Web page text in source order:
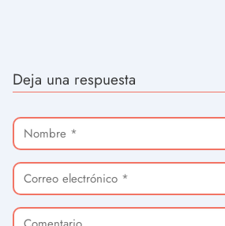
Deja una respuesta